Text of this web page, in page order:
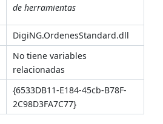
de herramientas
DigiNG.OrdenesStandard.dll
No tiene variables
relacionadas
{6533DB11-E184-45cb-B78F-
2C98D3FA7C77}